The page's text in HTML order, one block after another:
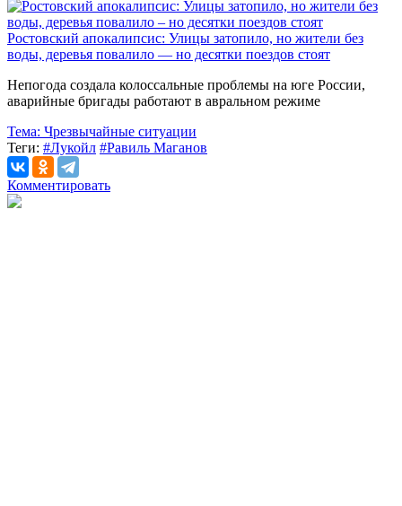
Ростовский апокалипсис: Улицы затопило, но жители без
воды, деревья повалило — но десятки поездов стоят
Непогода создала колоссальные проблемы на юге России,
аварийные бригады работают в авральном режиме
Тема: Чрезвычайные ситуации
Теги: #Лукойл #Равиль Маганов
Комментировать